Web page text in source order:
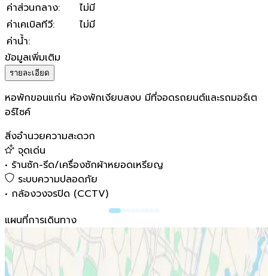
ค่าส่วนกลาง:
ไม่มี
ค่าเคเบิลทีวี:
ไม่มี
ค่าน้ำ:
ข้อมูลเพิ่มเติม
รายละเอียด
หอพักขอนแก่น ห้องพักเงียบสงบ มีที่จอดรถยนต์และรถมอร์เต
อร์ไซค์
สิ่งอำนวยความสะดวก
จุดเด่น
• ร้านซัก-รีด/เครื่องซักผ้าหยอดเหรียญ
ระบบความปลอดภัย
• กล้องวงจรปิด (CCTV)
แผนที่การเดินทาง